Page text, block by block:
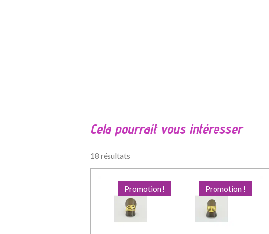
u
t
Cela pourrait vous intéresser
18 résultats
Promotion ! Promotion !